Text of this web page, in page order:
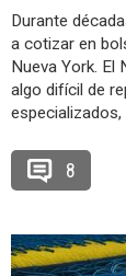
Durante
a cotizar en
Nueva York. El
algo difícil de
especializados,
8